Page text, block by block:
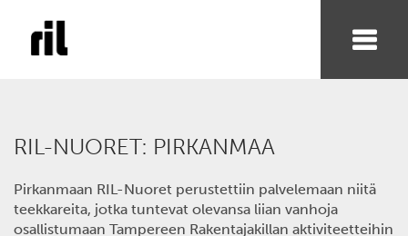
RIL-NUORET: PIRKANMAA
Pirkanmaan RIL-Nuoret perustettiin palvelemaan niitä
teekkareita, jotka tuntevat olevansa liian vanhoja
osallistumaan Tampereen Rakentajakillan aktiviteetteihin